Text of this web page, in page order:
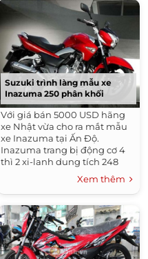
Suzuki trình làng mẫu xe
Inazuma 250 phân khối
Với giá bán 5000 USD hãng
xe Nhật vừa cho ra mắt mẫu
xe Inazuma tại Ấn Độ.
Inazuma trang bị động cơ 4
thì 2 xi-lanh dung tích 248
phân khối, làm mát băng
nước, công suất 26 mã lực và
mô-men xoắn cực đại...
Xem thêm